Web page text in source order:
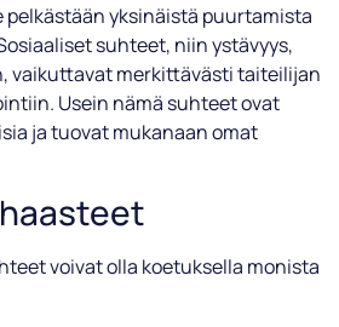
pelkästään yksinäistä puurtamista
suhteet, niin ystävyys,
vaikuttavat merkittävästi taiteilijan
Usein nämä suhteet ovat
ja tuovat mukanaan omat
voivat olla koetuksella monista